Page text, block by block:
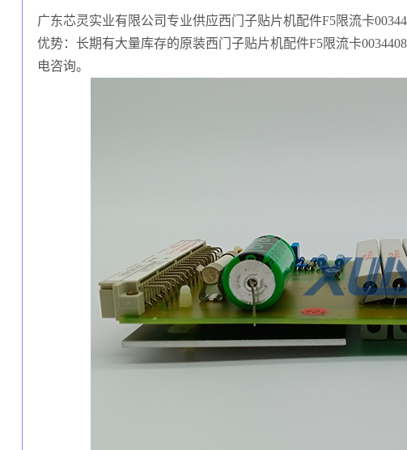
广东芯灵实业有限公司专业供应西门子贴片机配件F5限流卡
优势：长期有大量库存的原装西门子贴片机配件F5限流卡
电咨询。